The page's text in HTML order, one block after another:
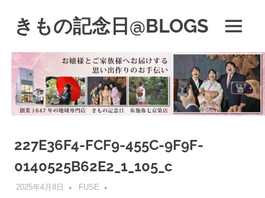
きもの記念日@BLOGS
物
初
心
者
で
し
読
ん
MENU
227E36F4-FCF9-455C-9F9F-
0140525B62E2_1_105_c
2025年4月8日 FUSE